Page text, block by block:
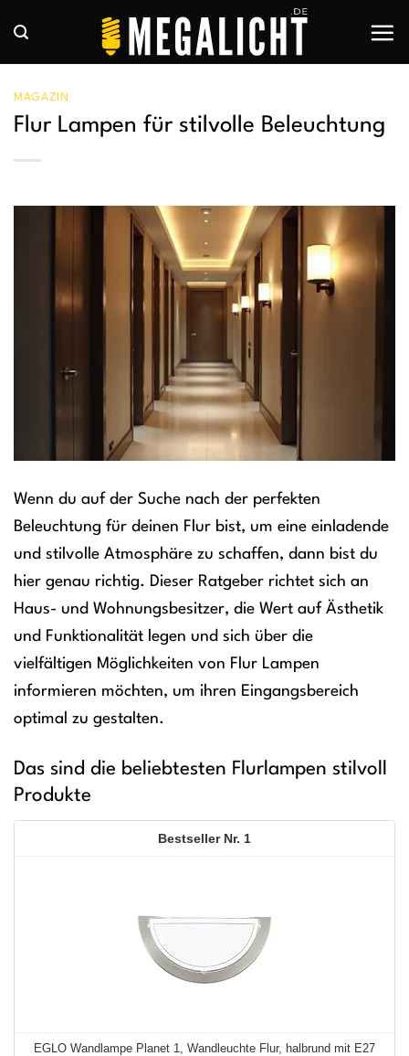
Inhalt
springen
MAGAZIN
Flur Lampen für stilvolle Beleuchtung
Wenn du auf der Suche nach der perfekten
Beleuchtung für deinen Flur bist, um eine einladende
und stilvolle Atmosphäre zu schaffen, dann bist du
hier genau richtig. Dieser Ratgeber richtet sich an
Haus- und Wohnungsbesitzer, die Wert auf Ästhetik
und Funktionalität legen und sich über die
vielfältigen Möglichkeiten von Flur Lampen
informieren möchten, um ihren Eingangsbereich
optimal zu gestalten.
Das sind die beliebtesten Flurlampen stilvoll
Produkte
1
EGLO Wandlampe Planet 1, Wandleuchte Flur, halbrund mit E27